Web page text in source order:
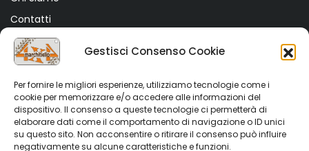
Gestisci Consenso Cookie
Per fornire le migliori esperienze, utilizziamo tecnologie come i
cookie per memorizzare e/o accedere alle informazioni del
dispositivo. Il consenso a queste tecnologie ci permetterà di
elaborare dati come il comportamento di navigazione o ID unici
su questo sito. Non acconsentire o ritirare il consenso può influire
negativamente su alcune caratteristiche e funzioni.
Contatti
Termini e Condizioni
Privacy Policy
Cookie Policy (UE)
SHOP
Shop